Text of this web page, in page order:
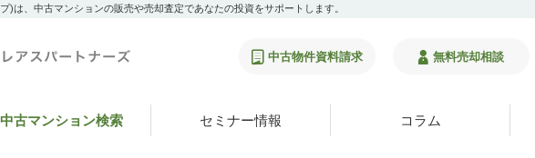
)は、中古マンションの販売や売却査定であなたの投資をサポートします。
中古物件資料請求 無料売却相談
中古マンション検索 セミナー情報 コラム